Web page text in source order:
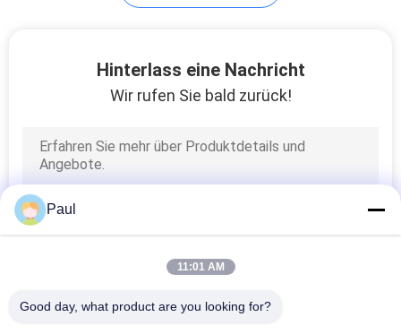
Roheisenkanaldeckel
Roheisen
Schiffspoller
Hinterlass eine Nachricht
Wir rufen Sie bald zurück!
Paul
11:01 AM
Good day, what product are you looking for?